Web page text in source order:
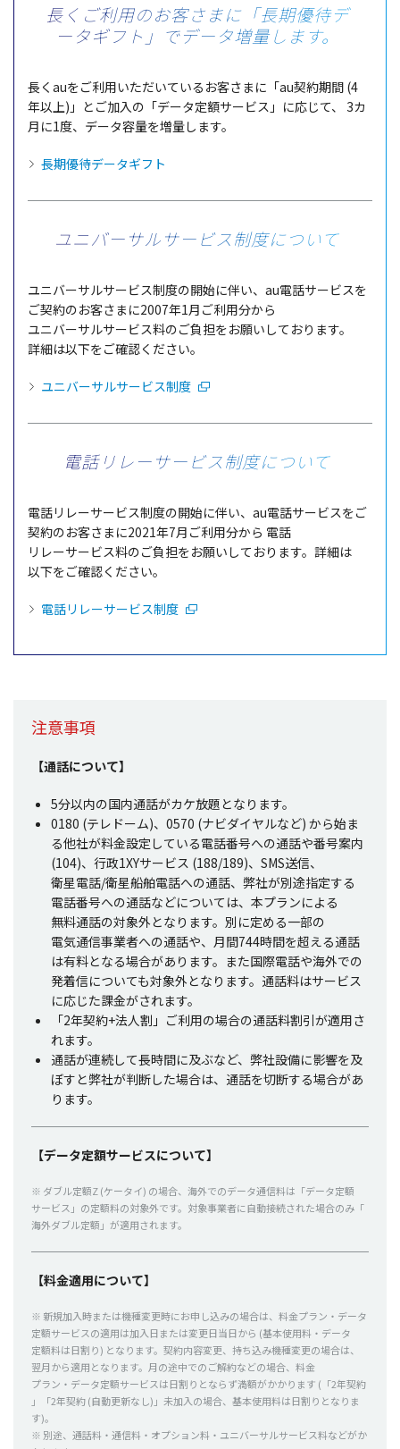
長くご利用のお客さまに「長期優待デ
ータギフト」でデータ増量します。
長くauをご利用いただいているお客さまに「au契約期間 (4
年以上)」とご加入の「データ定額サービス 」に応じて、
3カ
月に1度、 データ容量を増量します。
長期優待データギフト
ユニバーサルサービス制度について
ユニバーサルサービス制度の開始に伴い、au電話サービスを
ご契約のお客さまに2007年1月ご利用分から
ユニバーサルサービス料のご負担をお願いしております。
詳細は以下をご確認ください。
ユニバーサルサービス制度
電話リレーサービス制度について
電話リレーサービス制度の開始に伴い、au電話サービスをご
契約のお客さまに2021年7月ご利用分から 電話
リレーサービス料のご負担をお願いしております。 詳細は
以下をご確認ください。
電話リレーサービス制度
注意事項
【通話について】
5分以内の国内通話がカケ放題となります。
0180 (テレドーム)、0570 (ナビダイヤルなど) から始ま
る他社が料金設定 している電話番号への通話や番号案内
(104)、行政1XYサービス (188/189)、SMS送信、
衛星電話/衛星船舶電話への通話、弊社が別途指定する
電話番号への通話などについては、本プランによる
無料通話の対象外となります。別に定める一部の
電気通信事業者への通話や、 月間744時間を超える通話
は有料となる場合があります。また国際電話や海外での
発着信についても対象外となります。 通話料はサービス
に応じた課金がされます。
「2年契約+法人割 」ご利用の場合の通話料割引が適用さ
れます。
通話が連続して長時間に及ぶなど、弊社設備に影響を及
ぼすと弊社が判断した場合は、 通話を切断する場合があ
ります。
【データ定額サービスについて】
※ ダブル定額Z (ケータイ) の場合、 海外でのデータ通信料は「データ定額
サービス 」の定額料の対象外です。 対象事業者に自動接続された場合のみ「
海外ダブル定額 」が適用されます。
【料金適用について】
※ 新規加入時または機種変更時にお申し込みの場合は、 料金プラン・データ
定額サービスの適用は加入日または変更日当日から (基本使用料 ・データ
定額料は日割り) となります。 契約内容変更、持ち込み機種変更の場合は、
翌月から適用となります。月の途中でのご解約などの場合、 料金
プラン・データ定額サービスは日割りとならず満額がかかります (「2年契約
」「2年契約(自動更新なし)」 未加入の場合、 基本使用料は日割りとなりま
す)。
※ 別途、 通話料 ・ 通信料 ・オプション料 ・ユニバーサルサービス料などがか